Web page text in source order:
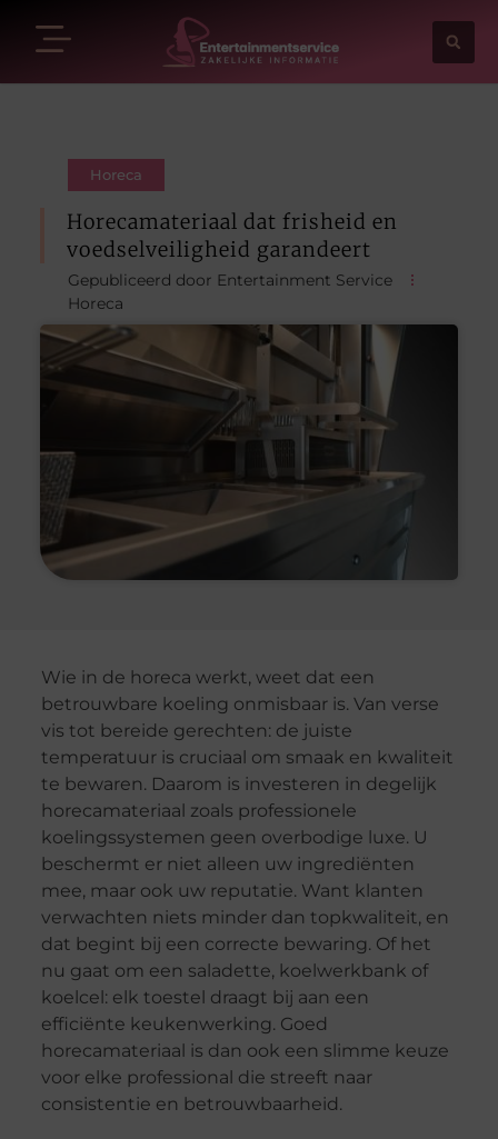
Horeca
Horecamateriaal dat frisheid en
voedselveiligheid garandeert
Gepubliceerd door Entertainment Service
Horeca
Wie in de horeca werkt, weet dat een
betrouwbare koeling onmisbaar is. Van verse
vis tot bereide gerechten: de juiste
temperatuur is cruciaal om smaak en kwaliteit
te bewaren. Daarom is investeren in degelijk
horecamateriaal zoals professionele
koelingssystemen geen overbodige luxe. U
beschermt er niet alleen uw ingrediënten
mee, maar ook uw reputatie. Want klanten
verwachten niets minder dan topkwaliteit, en
dat begint bij een correcte bewaring. Of het
nu gaat om een saladette, koelwerkbank of
koelcel: elk toestel draagt bij aan een
efficiënte keukenwerking. Goed
horecamateriaal is dan ook een slimme keuze
voor elke professional die streeft naar
consistentie en betrouwbaarheid.